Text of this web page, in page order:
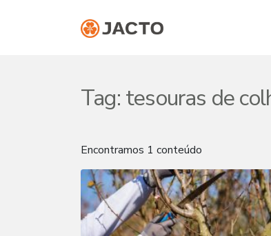
Tag: tesouras de
Encontramos 1 conteúdo